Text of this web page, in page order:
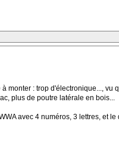
: trop d'électronique...,
plus de poutre latérale en bois...
avec 4 numéros, 3 lettres, et